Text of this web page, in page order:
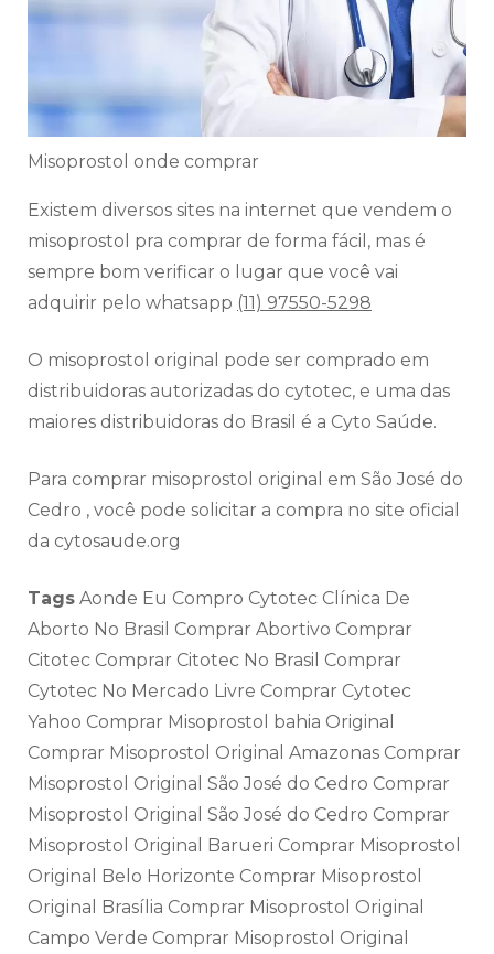
Misoprostol onde comprar
Existem diversos sites na internet que vendem o
misoprostol pra comprar de forma fácil, mas é
sempre bom verificar o lugar que você vai
adquirir pelo whatsapp (11) 97550-5298
O misoprostol original pode ser comprado em
distribuidoras autorizadas do cytotec, e uma das
maiores distribuidoras do Brasil é a Cyto Saúde.
Para comprar misoprostol original em São José do
Cedro , você pode solicitar a compra no site oficial
da cytosaude.org
Tags Aonde Eu Compro Cytotec Clínica De
Aborto No Brasil Comprar Abortivo Comprar
Citotec Comprar Citotec No Brasil Comprar
Cytotec No Mercado Livre Comprar Cytotec
Yahoo Comprar Misoprostol bahia Original
Comprar Misoprostol Original Amazonas Comprar
Misoprostol Original São José do Cedro Comprar
Misoprostol Original São José do Cedro Comprar
Misoprostol Original Barueri Comprar Misoprostol
Original Belo Horizonte Comprar Misoprostol
Original Brasília Comprar Misoprostol Original
Campo Verde Comprar Misoprostol Original